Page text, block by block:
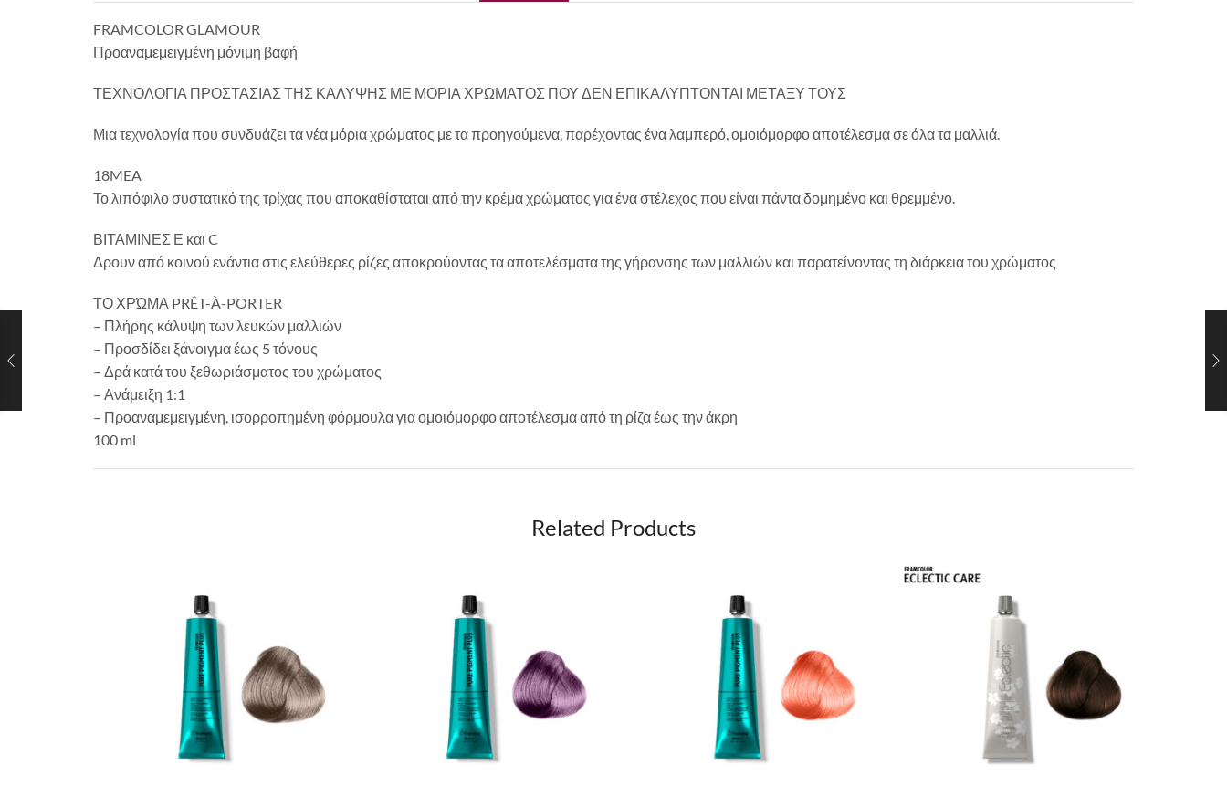
FRAMCOLOR GLAMOUR
Προαναμεμειγμένη μόνιμη βαφή
ΤΕΧΝΟΛΟΓΙΑ ΠΡΟΣΤΑΣΙΑΣ ΤΗΣ ΚΑΛΥΨΗΣ ΜΕ ΜΟΡΙΑ ΧΡΩΜΑΤΟΣ ΠΟΥ ΔΕΝ ΕΠΙΚΑΛΥΠΤΟΝΤΑΙ ΜΕΤΑΞΥ ΤΟΥΣ
Μια τεχνολογία που συνδυάζει τα νέα μόρια χρώματος με τα προηγούμενα, παρέχοντας ένα λαμπερό, ομοιόμορφο αποτέλεσμα σε όλα τα μαλλιά.
18MEA
Το λιπόφιλο συστατικό της τρίχας που αποκαθίσταται από την κρέμα χρώματος για ένα στέλεχος που είναι πάντα δομημένο και θρεμμένο.
ΒΙΤΑΜΙΝΕΣ Ε και C
Δρουν από κοινού ενάντια στις ελεύθερες ρίζες αποκρούοντας τα αποτελέσματα της γήρανσης των μαλλιών και παρατείνοντας τη διάρκεια του χρώματος
ΤΟ ΧΡΏΜΑ PRÊT-À-PORTER
– Πλήρης κάλυψη των λευκών μαλλιών
– Προσδίδει ξάνοιγμα έως 5 τόνους
– Δρά κατά του ξεθωριάσματος του χρώματος
– Ανάμειξη 1:1
– Προαναμεμειγμένη, ισορροπημένη φόρμουλα για ομοιόμορφο αποτέλεσμα από τη ρίζα έως την άκρη
100 ml
Related Products